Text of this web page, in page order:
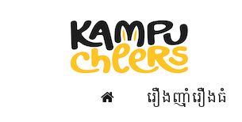
រឿងញ៉ាំរឿងធំ